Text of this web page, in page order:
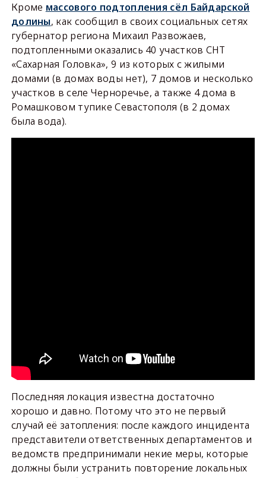
Кроме массового подтопления сёл Байдарской
долины, как сообщил в своих социальных сетях
губернатор региона Михаил Развожаев,
подтопленными оказались 40 участков СНТ
«Сахарная Головка», 9 из которых с жилыми
домами (в домах воды нет), 7 домов и несколько
участков в селе Черноречье, а также 4 дома в
Ромашковом тупике Севастополя (в 2 домах
была вода).
Последняя локация известна достаточно
хорошо и давно. Потому что это не первый
случай её затопления: после каждого инцидента
представители ответственных департаментов и
ведомств предпринимали некие меры, которые
должны были устранить повторение локальных